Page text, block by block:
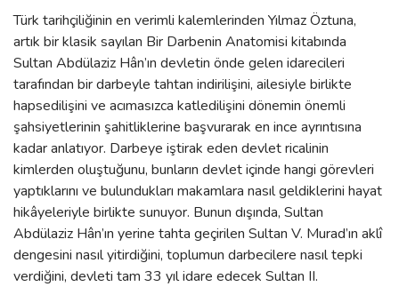
Türk tarihçiliğinin en verimli kalemlerinden Yılmaz Öztuna,
artık bir klasik sayılan Bir Darbenin Anatomisi kitabında
Sultan Abdülaziz Hân’ın devletin önde gelen idarecileri
tarafından bir darbeyle tahtan indirilişini, ailesiyle birlikte
hapsedilişini ve acımasızca katledilişini dönemin önemli
şahsiyetlerinin şahitliklerine başvurarak en ince ayrıntısına
kadar anlatıyor. Darbeye iştirak eden devlet ricalinin
kimlerden oluştuğunu, bunların devlet içinde hangi görevleri
yaptıklarını ve bulundukları makamlara nasıl geldiklerini hayat
hikâyeleriyle birlikte sunuyor. Bunun dışında, Sultan
Abdülaziz Hân’ın yerine tahta geçirilen Sultan V. Murad’ın aklî
dengesini nasıl yitirdiğini, toplumun darbecilere nasıl tepki
verdiğini, devleti tam 33 yıl idare edecek Sultan II.